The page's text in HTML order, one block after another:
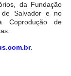
da Fundação
de Salvador e no
Coprodução de
br.